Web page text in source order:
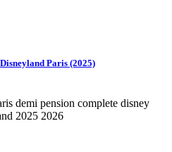
Paris (2025)